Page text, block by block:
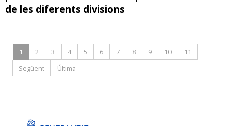
de les diferents divisions
1 2 3 4 5 6 7 8 9 10
11
Següent
Última